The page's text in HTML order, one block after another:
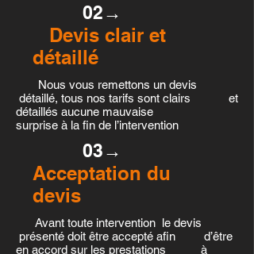
02→
Devis clair et
détaillé
Nous vous remettons un devis
détaillé, tous nos tarifs sont clairs et
détaillés aucune mauvaise
surprise à la fin de l’intervention
03→
Acceptation du
devis
Avant toute intervention le devis
présenté doit être accepté afin d’être
en accord sur les prestations à